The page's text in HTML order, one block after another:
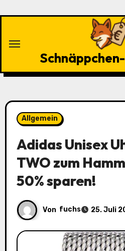
Allgemein
Adidas Unisex
TWO zum
50% sparen!
Von fuchs 25. Juli